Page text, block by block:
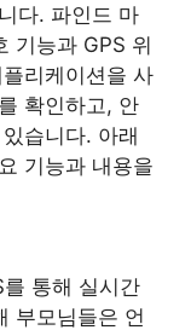
다. 파인드 마
기능과 GPS 위
리케이션을 사
확인하고, 안
습니다. 아래
기능과 내용을
통해 실시간
부모님들은 언